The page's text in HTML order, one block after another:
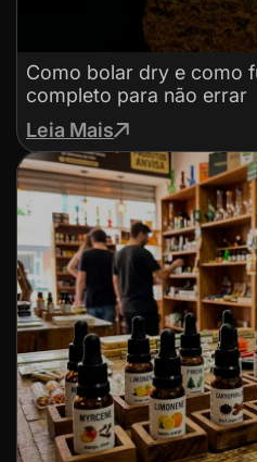
Como bolar dry e como
completo para não errar
Leia Mais